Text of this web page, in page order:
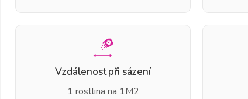
Vzdálenost při sázení
1 rostlina na 1M2